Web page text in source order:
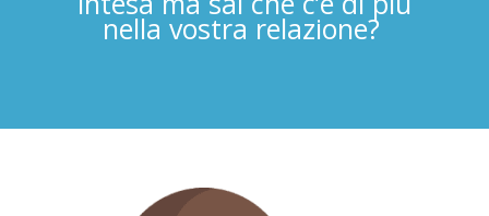
nella vostra relazione?